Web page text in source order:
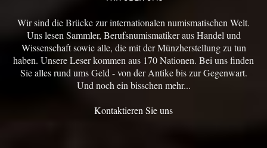
Wir sind die Brücke zur internationalen numismatischen Welt.
Uns lesen Sammler, Berufsnumismatiker aus Handel und
Wissenschaft sowie alle, die mit der Münzherstellung zu tun
haben. Unsere Leser kommen aus 170 Nationen. Bei uns finden
Sie alles rund ums Geld - von der Antike bis zur Gegenwart.
Und noch ein bisschen mehr...
Kontaktieren Sie uns